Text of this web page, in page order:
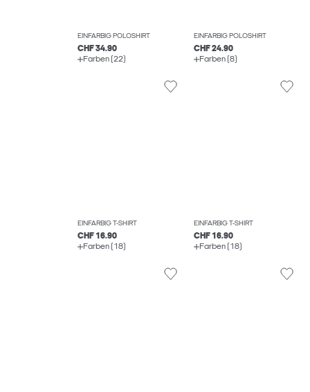
EINFARBIG POLOSHIRT
CHF 34.90
Farben (22)
EINFARBIG POLOSHIRT
CHF 24.90
Farben (8)
EINFARBIG T-SHIRT
CHF 16.90
Farben (18)
EINFARBIG T-SHIRT
CHF 16.90
Farben (18)